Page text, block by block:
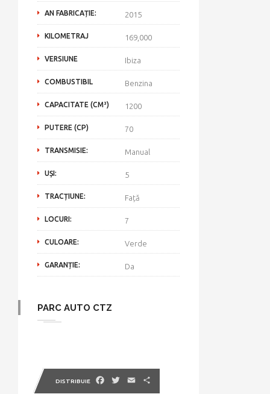
AN FABRICAȚIE: 2015
KILOMETRAJ 169,000
VERSIUNE Ibiza
COMBUSTIBIL Benzina
CAPACITATE (CM³) 1200
PUTERE (CP) 70
TRANSMISIE: Manual
UȘI: 5
TRACȚIUNE: Față
LOCURI: 7
CULOARE: Verde
GARANȚIE: Da
PARC AUTO CTZ
DISTRIBUIE Facebook
TwitterEmail